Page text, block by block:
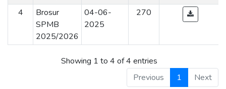
4
Brosur
SPMB
2025/2026
04-06-
2025
270
Showing 1 to 4 of 4 entries
Previous
1 Next